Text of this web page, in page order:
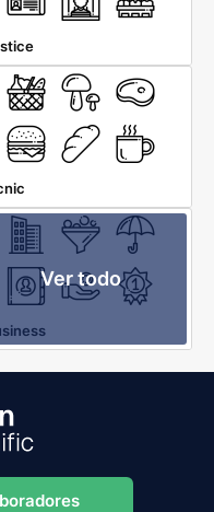
Ver todo